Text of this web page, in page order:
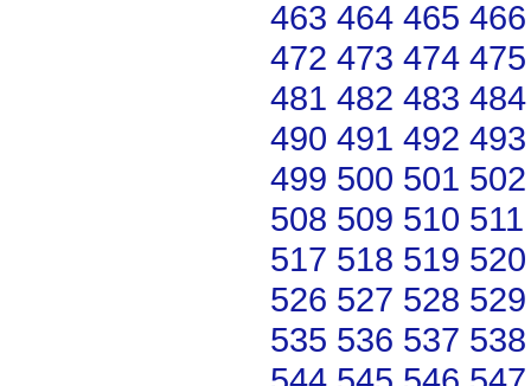
463 464 465 466
472 473 474 475
481 482 483 484
490 491 492 493
499 500 501 502
508 509 510 511
517 518 519 520
526 527 528 529
535 536 537 538